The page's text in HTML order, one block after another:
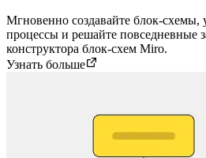
Мгновенно создавайте блок-схемы,
процессы и решайте повседневные
конструктора блок-схем Miro.
Узнать больше